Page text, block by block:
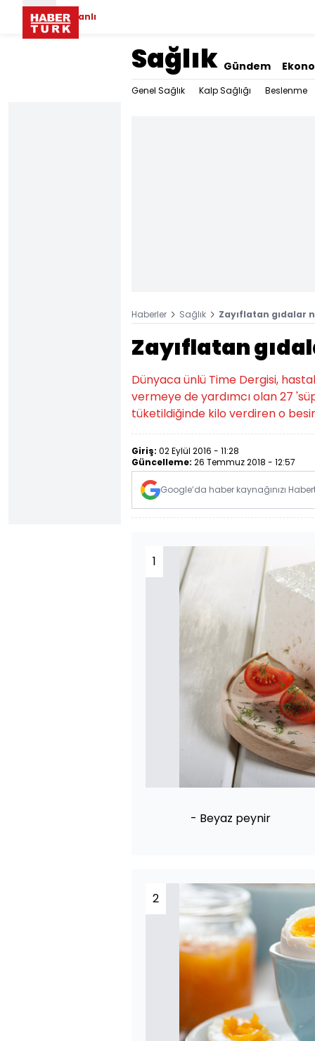
Canlı
Sağlık Gündem
Genel Sağlık Kalp Sağlığı Beslenme
Haberler Sağlık Zayıflatan gıdalar
Zayıflatan
Dünyaca ünlü Time Dergisi,
vermeye de yardımcı olan 27
tüketildiğinde kilo verdiren o
Giriş: 02 Eylül 2016 - 11:28
Güncelleme: 26 Temmuz 2018 - 12:57
Google’da haber kaynağınızı
1
- Beyaz peynir
2